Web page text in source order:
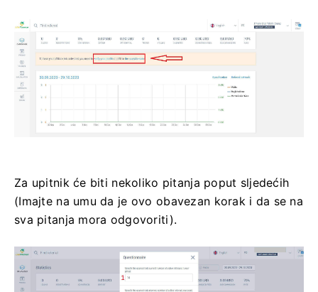
Za upitnik će biti nekoliko pitanja poput sljedećih
(Imajte na umu da je ovo obavezan korak i da se na
sva pitanja mora odgovoriti).